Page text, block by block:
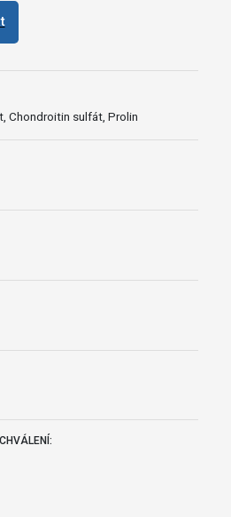
Chondroitin sulfát, Prolin